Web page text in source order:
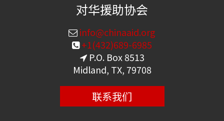
对华援助协会
info@chinaaid.org
+1(432)689-6985
P.O. Box 8513
Midland, TX, 79708
联系我们